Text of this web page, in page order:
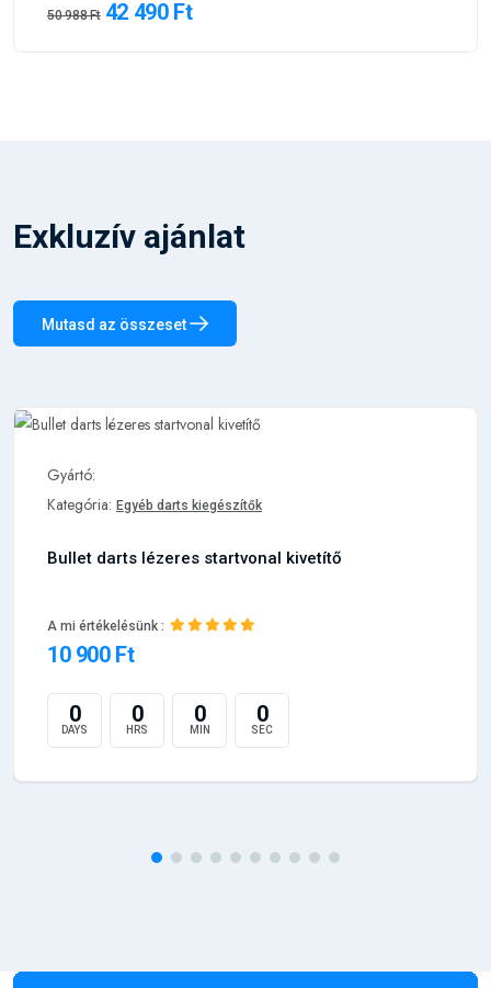
50 988 Ft 42 490 Ft
Exkluzív ajánlat
Mutasd az összeset
Gyártó:
Kategória: Egyéb darts kiegészítők
Bullet darts lézeres startvonal kivetítő
A mi értékelésünk :
10 900 Ft
0
DAYS
0
HRS
0
MIN
0
SEC